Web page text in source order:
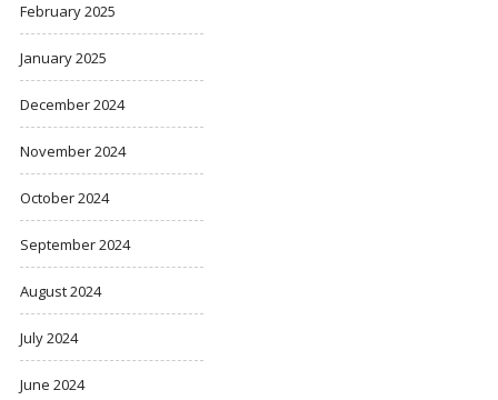
February 2025
January 2025
December 2024
November 2024
October 2024
September 2024
August 2024
July 2024
June 2024